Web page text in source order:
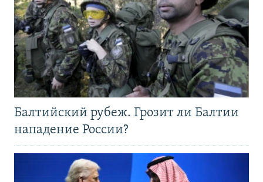
Балтийский рубеж. Грозит ли Балтии
нападение России?